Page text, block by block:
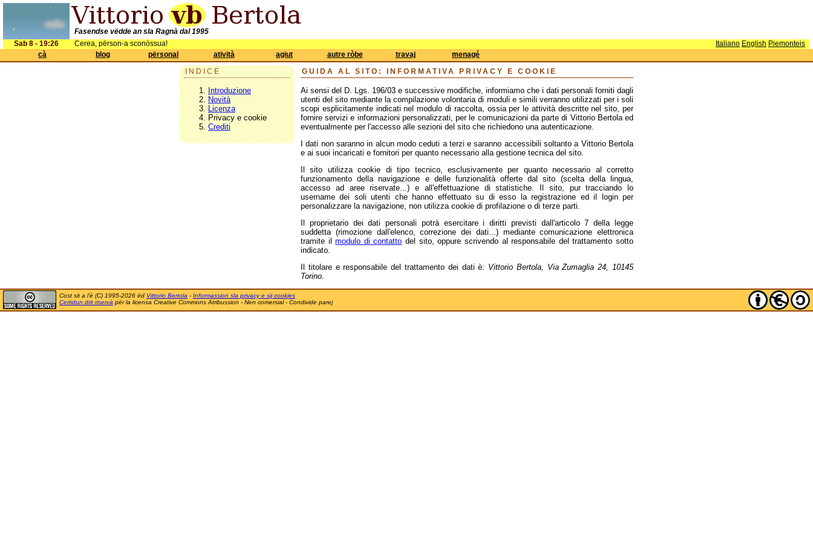
Fasendse vëdde an sla Ragnà dal 1995
Sab 8 - 19:26
Cerea, përson-a sconòssua! Italiano English Piemonteis
cà
blog përsonal atività agiut autre ròbe travaj
menagé
INDICE
Introduzione
Novità
Licenza
Privacy e cookie
Crediti
GUIDA AL SITO: INFORMATIVA PRIVACY E COOKIE
Ai sensi del D. Lgs. 196/03 e successive modifiche, informiamo che i dati personali forniti dagli
utenti del sito mediante la compilazione volontaria di moduli e simili verranno utilizzati per i soli
scopi esplicitamente indicati nel modulo di raccolta, ossia per le attività descritte nel sito, per
fornire servizi e informazioni personalizzati, per le comunicazioni da parte di Vittorio Bertola ed
eventualmente per l'accesso alle sezioni del sito che richiedono una autenticazione.
I dati non saranno in alcun modo ceduti a terzi e saranno accessibili soltanto a Vittorio Bertola
e ai suoi incaricati e fornitori per quanto necessario alla gestione tecnica del sito.
Il sito utilizza cookie di tipo tecnico, esclusivamente per quanto necessario al corretto
funzionamento della navigazione e delle funzionalità offerte dal sito (scelta della lingua,
accesso ad aree riservate...) e all'effettuazione di statistiche. Il sito, pur tracciando lo
username dei soli utenti che hanno effettuato su di esso la registrazione ed il login per
personalizzare la navigazione, non utilizza cookie di profilazione o di terze parti.
Il proprietario dei dati personali potrà esercitare i diritti previsti dall'articolo 7 della legge
suddetta (rimozione dall'elenco, correzione dei dati...) mediante comunicazione elettronica
tramite ilmodulo di contatto del sito, oppure scrivendo al responsabile del trattamento sotto
indicato.
Il titolare e responsabile del trattamento dei dati è: Vittorio Bertola, Via Zumaglia 24, 10145
Torino.
Cost sit a l'è (C) 1995-2026 ëd Vittorio Bertola - Informassion sla privacy e sij cookies
Certidun drit riservà për la licensa Creative Commons Atribussion - Nen comersial - Condivide parej